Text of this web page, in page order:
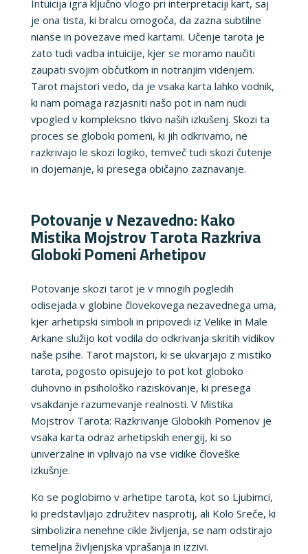
Intuicija igra ključno vlogo pri interpretaciji kart, saj
je ona tista, ki bralcu omogoča, da zazna subtilne
nianse in povezave med kartami. Učenje tarota je
zato tudi vadba intuicije, kjer se moramo naučiti
zaupati svojim občutkom in notranjim videnjem.
Tarot majstori vedo, da je vsaka karta lahko vodnik,
ki nam pomaga razjasniti našo pot in nam nudi
vpogled v kompleksno tkivo naših izkušenj. Skozi ta
proces se globoki pomeni, ki jih odkrivamo, ne
razkrivajo le skozi logiko, temveč tudi skozi čutenje
in dojemanje, ki presega običajno zaznavanje.
Potovanje v Nezavedno: Kako
Mistika Mojstrov Tarota Razkriva
Globoki Pomeni Arhetipov
Potovanje skozi tarot je v mnogih pogledih
odisejada v globine človekovega nezavednega uma,
kjer arhetipski simboli in pripovedi iz Velike in Male
Arkane služijo kot vodila do odkrivanja skritih vidikov
naše psihe. Tarot majstori, ki se ukvarjajo z mistiko
tarota, pogosto opisujejo to pot kot globoko
duhovno in psihološko raziskovanje, ki presega
vsakdanje razumevanje realnosti. V Mistika
Mojstrov Tarota: Razkrivanje Globokih Pomenov je
vsaka karta odraz arhetipskih energij, ki so
univerzalne in vplivajo na vse vidike človeške
izkušnje.
Ko se poglobimo v arhetipe tarota, kot so Ljubimci,
ki predstavljajo združitev nasprotij, ali Kolo Sreče, ki
simbolizira nenehne cikle življenja, se nam odstirajo
temeljna življenjska vprašanja in izzivi.